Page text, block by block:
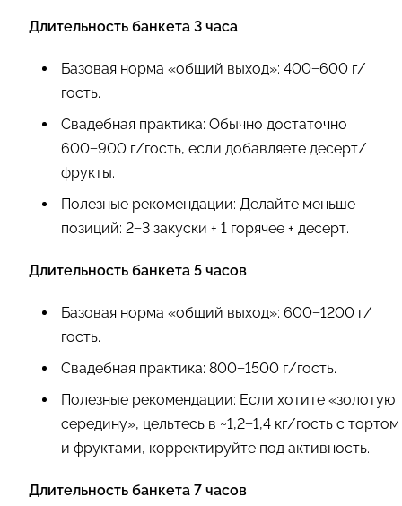
Длительность банкета 3 часа
Базовая норма «общий выход»: 400−600 г/
гость.
Свадебная практика: Обычно достаточно
600−900 г/гость, если добавляете десерт/
фрукты.
Полезные рекомендации: Делайте меньше
позиций: 2−3 закуски + 1 горячее + десерт.
Длительность банкета 5 часов
Базовая норма «общий выход»: 600−1200 г/
гость.
Свадебная практика: 800−1500 г/гость.
Полезные рекомендации: Если хотите «золотую
середину», цельтесь в ~1,2−1,4 кг/гость с тортом
и фруктами, корректируйте под активность.
Длительность банкета 7 часов